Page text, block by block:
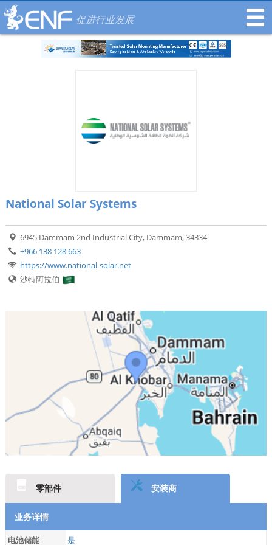
促进行业发展
National Solar Systems
6945 Dammam 2nd Industrial City, Dammam, 34334
+966 138 128 663
https://www.national-solar.net
沙特阿拉伯
零部件 安装商
业务详情
电池储能 是